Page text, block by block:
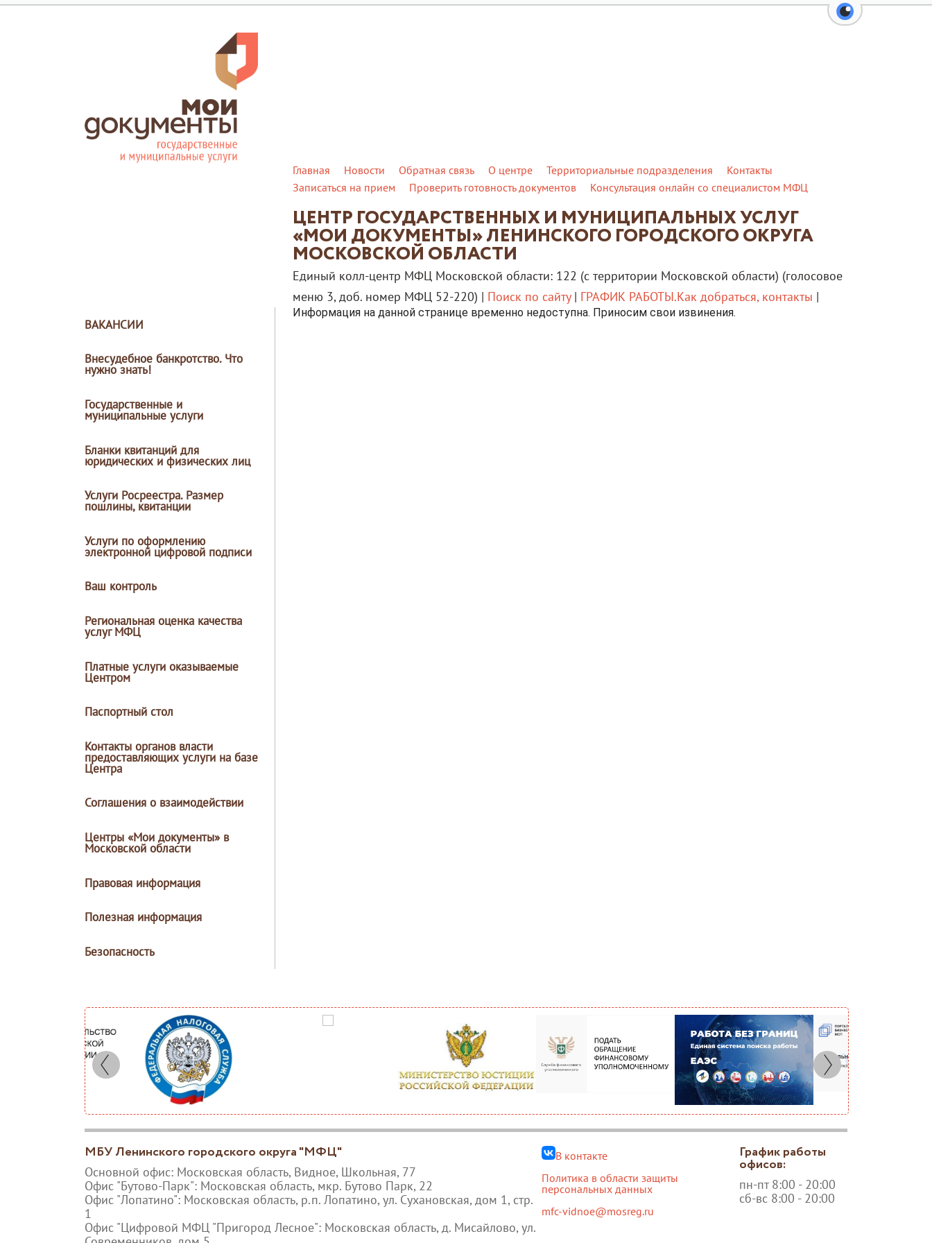
перейти на
Главная Новости Обратная связь О центре Территориальные подразделения
Контакты
Записаться на прием
Проверить готовность документов Консультация онлайн со специалистом МФЦ
ЦЕНТР ГОСУДАРСТВЕННЫХ И МУНИЦИПАЛЬНЫХ УСЛУГ
«МОИ ДОКУМЕНТЫ» ЛЕНИНСКОГО ГОРОДСКОГО ОКРУГА
МОСКОВСКОЙ ОБЛАСТИ
Единый колл-центр МФЦ Московской области: 122 (с территории Московской области) (голосовое
меню 3, доб. номер МФЦ 52-220) | Поиск по сайту| ГРАФИК РАБОТЫ.Как добраться, контакты |
ВАКАНСИИ
Внесудебное банкротство. Что
нужно знать!
Государственные и
муниципальные услуги
Бланки квитанций для
юридических и физических лиц
Услуги Росреестра. Размер
пошлины, квитанции
Услуги по оформлению
электронной цифровой подписи
Ваш контроль
Региональная оценка качества
услуг МФЦ
Платные услуги оказываемые
Центром
Паспортный стол
Контакты органов власти
предоставляющих услуги на базе
Центра
Соглашения о взаимодействии
Центры «Мои документы» в
Московской области
Правовая информация
Полезная информация
Безопасность
Информация на данной странице временно недоступна. Приносим свои извинения.
МБУ Ленинского городского округа "МФЦ"
Основной офис: Московская область, Видное, Школьная, 77
Офис "Бутово-Парк": Московская область, мкр. Бутово Парк, 22
Офис "Лопатино": Московская область, р.п. Лопатино, ул. Сухановская, дом 1, стр.
1
Офис "Цифровой МФЦ "Пригород Лесное": Московская область, д. Мисайлово, ул.
В контакте
Политика в области защиты
персональных данных
mfc-vidnoe@mosreg.ru
График работы
офисов:
пн-пт 8:00 - 20:00
сб-вс 8:00 - 20:00